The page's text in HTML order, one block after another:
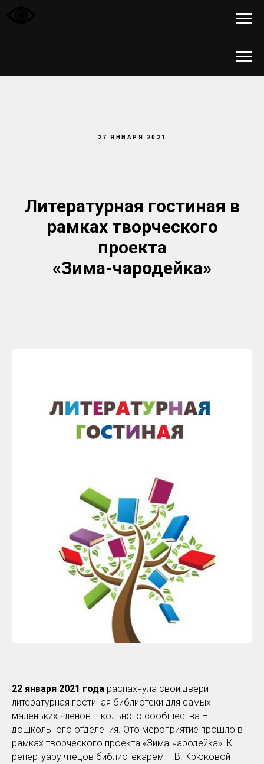
27 ЯНВАРЯ 2021
Литературная гостиная в
рамках творческого
проекта
«Зима-чародейка»
22 января 2021 года распахнула свои двери
литературная гостиная библиотеки для самых
маленьких членов школьного сообщества –
дошкольного отделения. Это мероприятие прошло в
рамках творческого проекта «Зима-чародейка». К
репертуару чтецов библиотекарем Н.В. Крюковой